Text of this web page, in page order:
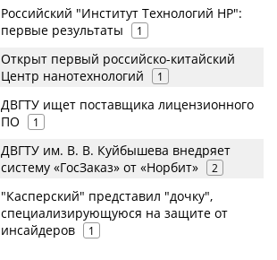
Российский "Институт Технологий НР":
первые результаты
1
Открыт первый российско-китайский
Центр нанотехнологий
1
ДВГТУ ищет поставщика лицензионного
ПО
1
ДВГТУ им. В. В. Куйбышева внедряет
систему «ГосЗаказ» от «Норбит»
2
"Касперский" представил "дочку",
специализирующуюся на защите от
инсайдеров
1